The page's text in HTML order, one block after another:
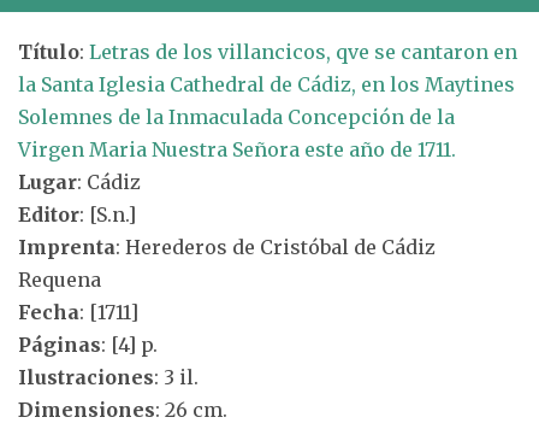
Título: Letras de los villancicos, qve se cantaron en
la Santa Iglesia Cathedral de Cádiz, en los Maytines
Solemnes de la Inmaculada Concepción de la
Virgen Maria Nuestra Señora este año de 1711.
Lugar: Cádiz
Editor: [S.n.]
Imprenta: Herederos de Cristóbal de Cádiz
Requena
Fecha: [1711]
Páginas: [4] p.
Ilustraciones: 3 il.
Dimensiones: 26 cm.